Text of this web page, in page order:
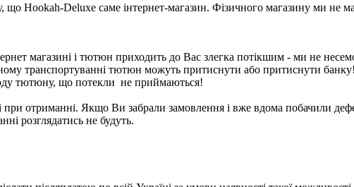
Hookah-Deluxe саме інтернет-магазин. Фізичного магазину ми не
магазині і тютюн приходить до Вас злегка потікшим - ми не несемо
транспортуванні тютюн можуть притиснути або притиснути
тютюну, що потекли не приймаються!
отриманні. Якщо Ви забрали замовлення і вже вдома побачили
розглядатись не будуть.